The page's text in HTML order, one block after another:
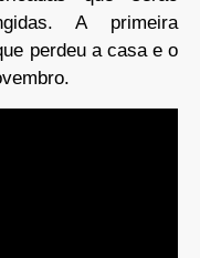
A primeira
perdeu a casa e o